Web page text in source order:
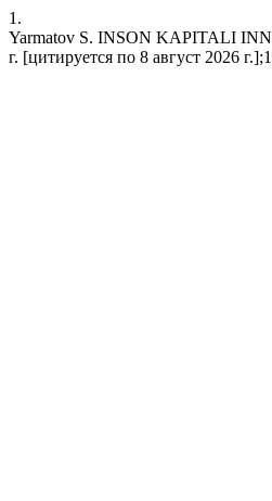
1.
Yarmatov S. INSON KAPITALI
г. [цитируется по 8 август 2026